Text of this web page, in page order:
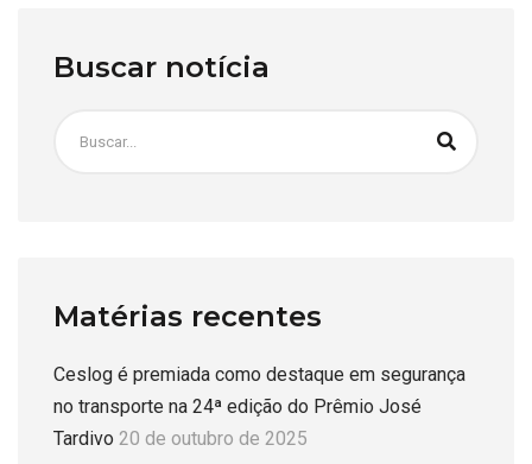
Buscar notícia
Matérias recentes
Ceslog é premiada como destaque em segurança
no transporte na 24ª edição do Prêmio José
Tardivo 20 de outubro de 2025